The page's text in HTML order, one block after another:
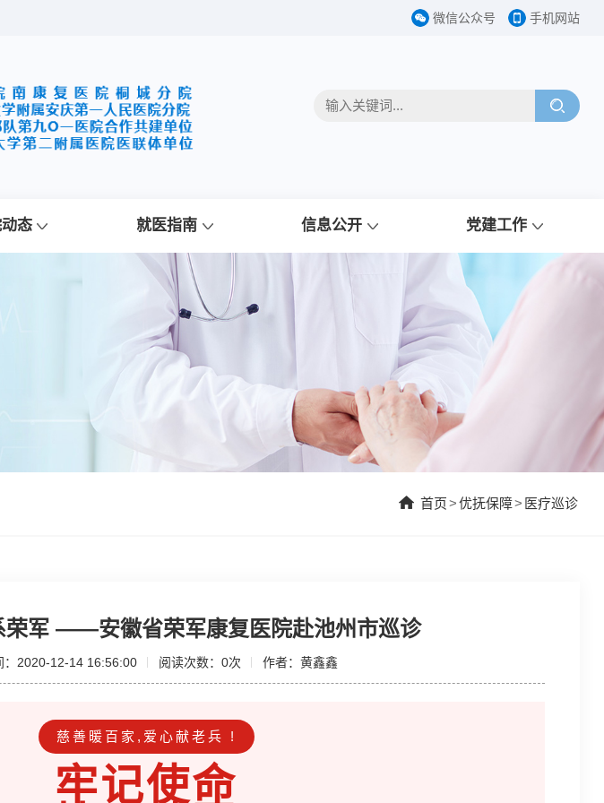
微信公众号 手机网站
态 就医指南 信息公开 党建工作
首页>优抚保障> 医疗巡诊
荣军 ——安徽省荣军康复医院赴池州市巡诊
：2020-12-14 16:56:00 阅读次数：0次 作者：黄鑫鑫
慈善暖百家,爱心献老兵 !
牢记使命